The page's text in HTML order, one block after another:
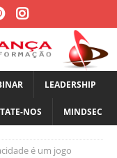
LEADERSHIP
NOS MINDSEC
é um jogo